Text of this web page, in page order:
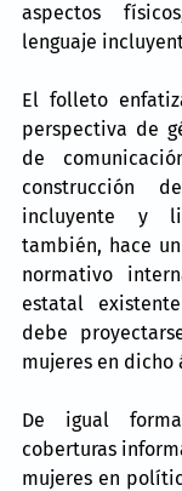
aspectos
lenguaje
El folleto
perspectiva de
de
construcción
incluyente y
también, hace
normativo
estatal
debe
mujeres en dicho
De igual
coberturas
mujeres en